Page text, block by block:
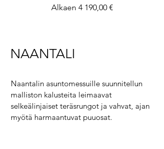
Alkaen 4 190,00 €
Alehinta
NAANTALI
Naantalin asuntomessuille suunnitellun
malliston kalusteita leimaavat
selkeälinjaiset teräsrungot ja vahvat, ajan
myötä harmaantuvat puuosat.